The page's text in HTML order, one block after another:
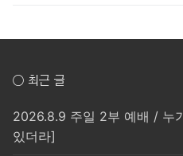
○ 최근 글
2026.8.9 주일 2부 예배 / 누
있더라]